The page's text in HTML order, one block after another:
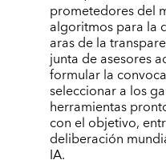
prometedores del
algoritmos para la
aras de la
junta de asesores
formular la
seleccionar a los
herramientas
con el objetivo,
deliberación
IA.